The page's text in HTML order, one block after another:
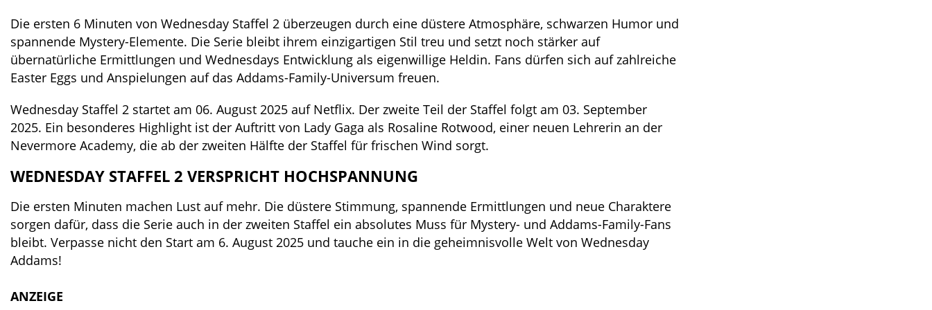
Die ersten 6 Minuten von Wednesday Staffel 2 überzeugen durch eine düstere Atmosphäre, schwarzen Humor und
spannende Mystery-Elemente. Die Serie bleibt ihrem einzigartigen Stil treu und setzt noch stärker auf
übernatürliche Ermittlungen und Wednesdays Entwicklung als eigenwillige Heldin. Fans dürfen sich auf zahlreiche
Easter Eggs und Anspielungen auf das Addams-Family-Universum freuen.
Wednesday Staffel 2 startet am 06. August 2025 auf Netflix. Der zweite Teil der Staffel folgt am 03. September
2025. Ein besonderes Highlight ist der Auftritt von Lady Gaga als Rosaline Rotwood, einer neuen Lehrerin an der
Nevermore Academy, die ab der zweiten Hälfte der Staffel für frischen Wind sorgt.
WEDNESDAY STAFFEL 2 VERSPRICHT HOCHSPANNUNG
Die ersten Minuten machen Lust auf mehr. Die düstere Stimmung, spannende Ermittlungen und neue Charaktere
sorgen dafür, dass die Serie auch in der zweiten Staffel ein absolutes Muss für Mystery- und Addams-Family-Fans
bleibt. Verpasse nicht den Start am 6. August 2025 und tauche ein in die geheimnisvolle Welt von Wednesday
Addams!
ANZEIGE